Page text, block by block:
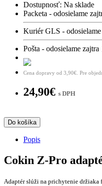
Dostupnosť: Na sklade
Packeta - odosielame
Kuriér GLS -
Pošta - odosielame zajtra
Cena dopravy od 3,90€. Pre
24,90€ s DPH
Do košíka
Popis
Cokin Z-Pro
Adaptér slúži na prichytenie